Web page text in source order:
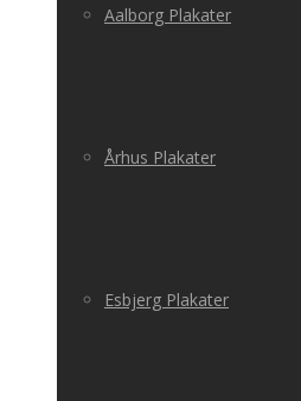
Aalborg Plakater
Århus Plakater
Esbjerg Plakater